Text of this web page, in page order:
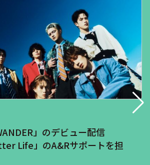
」のデビュー配信
Life」のA&Rサポートを担